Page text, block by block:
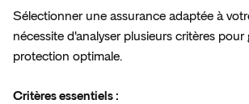
Sélectionner une assurance adaptée à
nécessite d'analyser plusieurs critères pour
protection optimale.
Critères essentiels :